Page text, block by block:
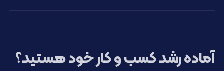
آماده رشد کسب و کار خود هستید؟